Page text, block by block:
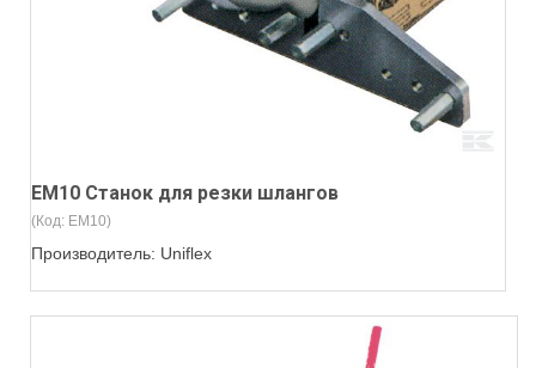
EM10 Станок для резки шлангов
(Код: EM10)
Производитель: Uniflex